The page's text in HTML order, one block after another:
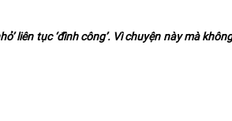
liên tục ‘đình công’. Vì chuyện này mà